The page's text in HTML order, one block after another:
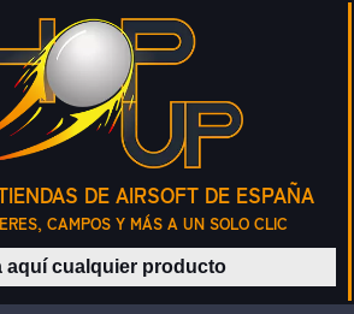
DE AIRSOFT DE ESPAÑA
CAMPOS Y MÁS A UN SOLO CLIC
Buscar productos